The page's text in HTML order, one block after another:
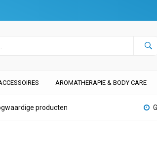
AROMATHERAPIE & BODY CARE
producten